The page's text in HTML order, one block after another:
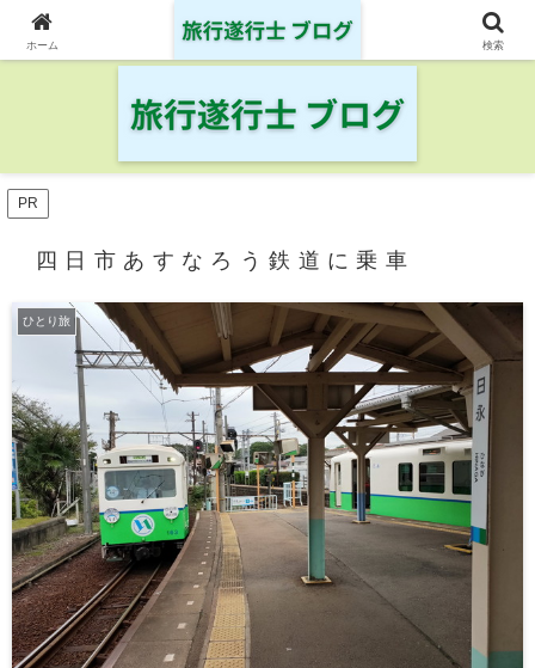
日本の鉄道・空港を制覇した旅行遂行士の旅の記録
PR
四日市あすなろう鉄道に乗車
ひとり旅
ホーム 検索